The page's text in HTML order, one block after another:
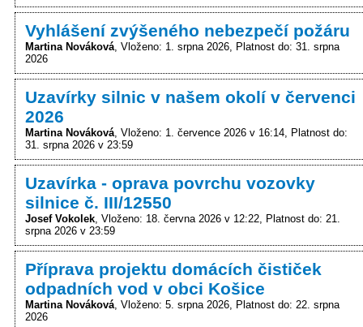
Vyhlášení zvýšeného nebezpečí požáru
Martina Nováková Vloženo: 1. srpna 2026
Platnost do: 31. srpna
2026
Uzavírky silnic v našem okolí v červenci
2026
Martina Nováková Vloženo: 1. července 2026 v 16:14
Platnost do:
31. srpna 2026 v 23:59
Uzavírka - oprava povrchu vozovky
silnice č. III/12550
Josef Vokolek Vloženo: 18. června 2026 v 12:22
Platnost do: 21.
srpna 2026 v 23:59
Příprava projektu domácích čističek
odpadních vod v obci Košice
Martina Nováková Vloženo: 5. srpna 2026
Platnost do: 22. srpna
2026